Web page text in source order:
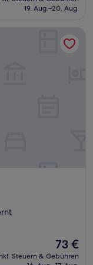
beträgt
19. Aug.–20. Aug.
Der
Preis
73 €
Steuern & Gebühren